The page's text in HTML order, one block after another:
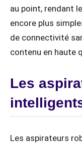
au point, rendant
encore plus
de connectivité
contenu en haute
Les
Les aspirateurs